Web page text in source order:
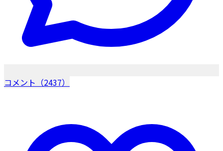
コメント（2437）